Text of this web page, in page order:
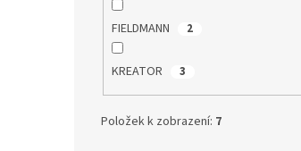
FIELDMANN 2
KREATOR 3
Položek k zobrazení: 7